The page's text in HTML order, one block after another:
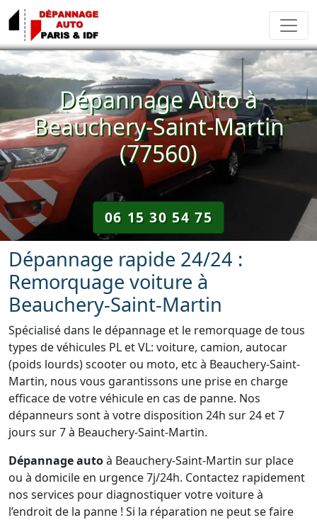
Dépannage Auto à
Beauchery-Saint-Martin
(77560)
06 15 30 54 75
Dépannage rapide 24/24 :
Remorquage voiture à
Beauchery-Saint-Martin
Spécialisé dans le dépannage et le remorquage de tous
types de véhicules PL et VL: voiture, camion, autocar
(poids lourds) scooter ou moto, etc à Beauchery-Saint-
Martin, nous vous garantissons une prise en charge
efficace de votre véhicule en cas de panne. Nos
dépanneurs sont à votre disposition 24h sur 24 et 7
jours sur 7 à Beauchery-Saint-Martin.
Dépannage autoà Beauchery-Saint-Martin sur place
ou à domicile en urgence 7j/24h. Contactez rapidement
nos services pour diagnostiquer votre voiture à
l’endroit de la panne ! Si la réparation ne peut se faire